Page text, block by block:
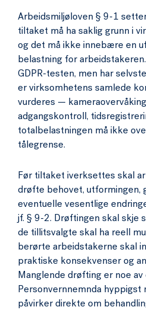
Arbeidsmiljøloven § 9-1
tiltaket må ha saklig grunn i
og det må ikke innebære en
belastning for
GDPR-testen, men har
er virksomhetens samlede
vurderes —
adgangskontroll,
totalbelastningen må ikke
tålegrense.
Før tiltaket iverksettes skal
drøfte behovet, utformingen,
eventuelle vesentlige
jf. § 9-2. Drøftingen skal skje
de tillitsvalgte skal ha reell
berørte arbeidstakerne skal
praktiske konsekvenser og
Manglende drøfting er noe
Personvernnemnda
påvirker direkte om